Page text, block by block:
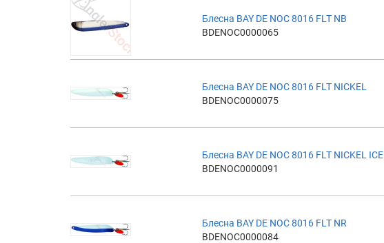
Блесна BAY DE NOC 8016 FLT NB
BDENOC0000065
Блесна BAY DE NOC 8016 FLT NICKEL
BDENOC0000075
Блесна BAY DE NOC 8016 FLT NICKEL ICE
BDENOC0000091
Блесна BAY DE NOC 8016 FLT NR
BDENOC0000084